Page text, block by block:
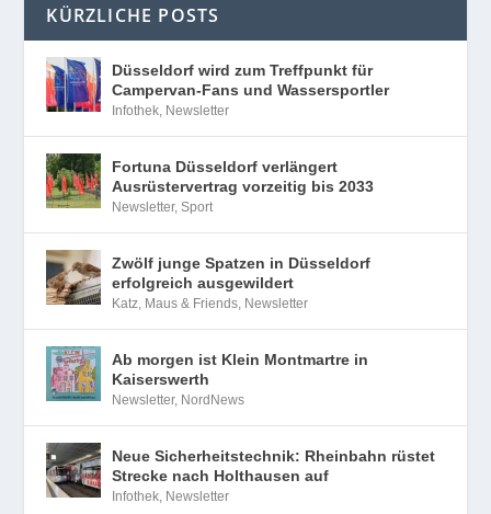
KÜRZLICHE POSTS
Düsseldorf wird zum Treffpunkt für
Campervan-Fans und Wassersportler
Infothek, Newsletter
Fortuna Düsseldorf verlängert
Ausrüstervertrag vorzeitig bis 2033
Newsletter,Sport
Zwölf junge Spatzen in Düsseldorf
erfolgreich ausgewildert
Katz, Maus & Friends, Newsletter
Ab morgen ist Klein Montmartre in
Kaiserswerth
Newsletter, NordNews
Neue Sicherheitstechnik: Rheinbahn rüstet
Strecke nach Holthausen auf
Infothek, Newsletter